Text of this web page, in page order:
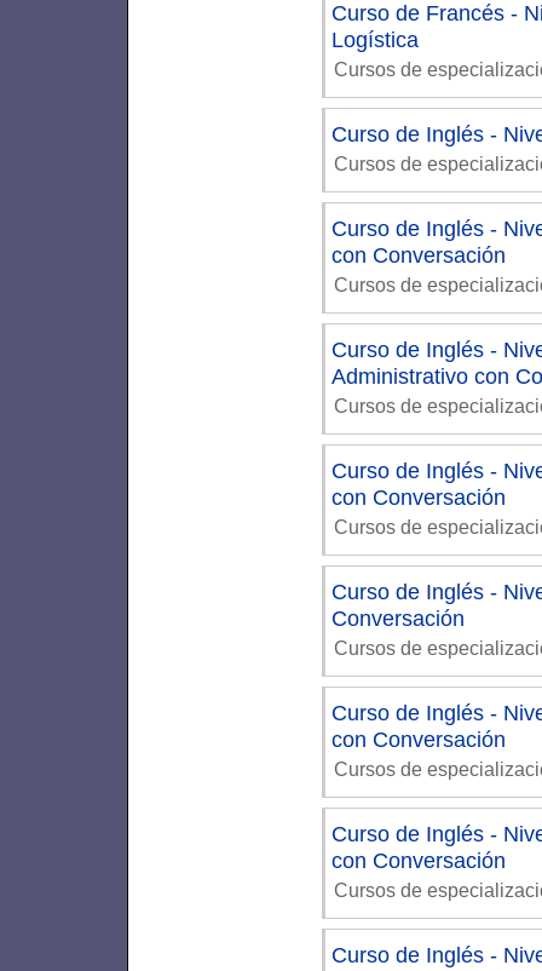
Curso de Francés -
Logística
Cursos de
Curso de Inglés -
Cursos de
Curso de Inglés -
con Conversación
Cursos de
Curso de Inglés -
Administrativo con
Cursos de
Curso de Inglés -
con Conversación
Cursos de
Curso de Inglés -
Conversación
Cursos de
Curso de Inglés -
con Conversación
Cursos de
Curso de Inglés -
con Conversación
Cursos de
Curso de Inglés -